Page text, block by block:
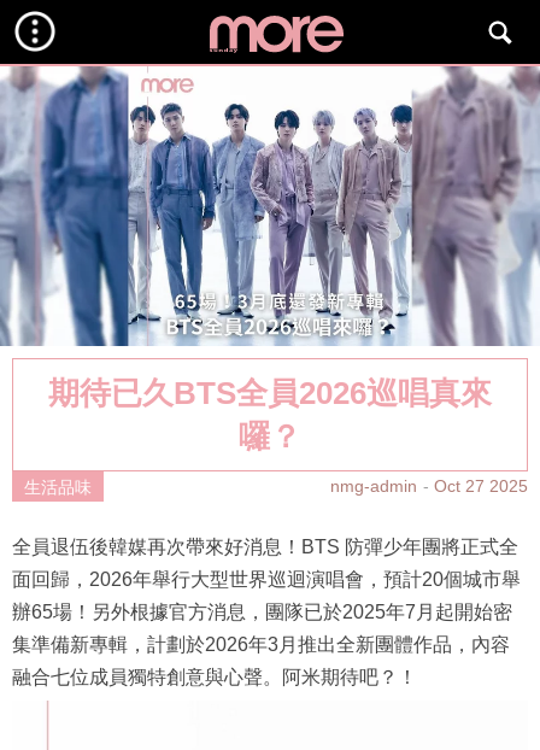
期待已久BTS全員2026巡唱真來
囉？
生活品味 nmg-admin Oct 27 2025
全員退伍後韓媒再次帶來好消息！BTS 防彈少年團將正式全
面回歸，2026年舉行大型世界巡迴演唱會，預計20個城市舉
辦65場！另外根據官方消息，團隊已於2025年7月起開始密
集準備新專輯，計劃於2026年3月推出全新團體作品，內容
融合七位成員獨特創意與心聲。阿米期待吧？！